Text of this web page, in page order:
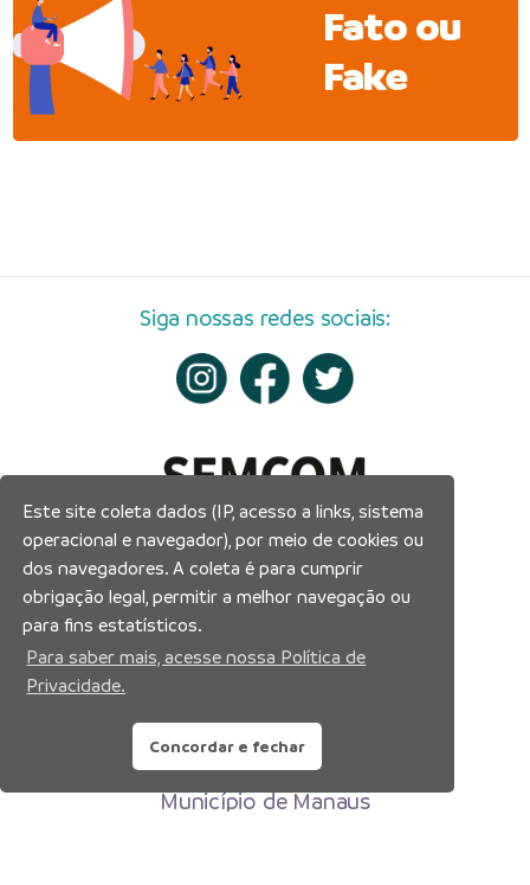
Fato ou
Fake
Siga nossas redes sociais:
Prefeitura Municipal de Manaus
Município de Manaus
Este site coleta dados (IP, acesso a links, sistema
operacional e navegador), por meio de cookies ou
dos navegadores. A coleta é para cumprir
obrigação legal, permitir a melhor navegação ou
para fins estatísticos.
Para saber mais, acesse nossa Política de
Privacidade.
Concordar e fechar